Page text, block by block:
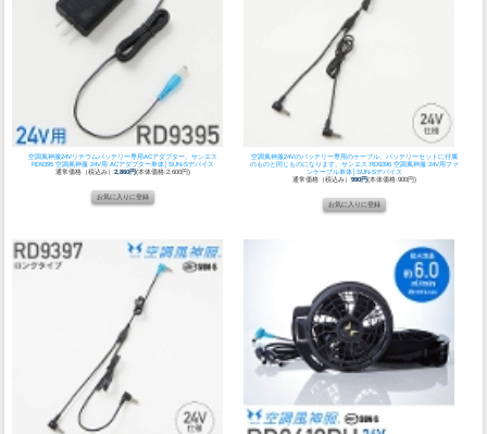
空調風神服24Vリチウムバッテリー専用ACアダプター。サンエス
RD9395 空調風神服 24V用 ACアダプター単体│SUN-Sデバイス
通常価格（税込み）2,860円(本体価格:2,600円)
空調風神服24Vのバッテリー専用のケーブル。バッテリーセットに付属
のものと同じものになります。 サンエス RD9396 空調風神服 24V用ファ
ンケーブル単体│SUN-Sデバイス
通常価格（税込み） 990円(本体価格:900円)